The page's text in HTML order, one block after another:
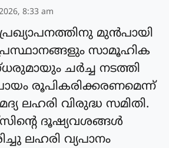
8:33 am
മുൻപായി
സാമൂഹിക
ചർച്ച നടത്തി
രൂപികരിക്കരണമെന്ന്
ലഹരി വിരുദ്ധ സമിതി.
ദൂഷ്യവശങ്ങൾ
ലഹരി വ്യപാനം